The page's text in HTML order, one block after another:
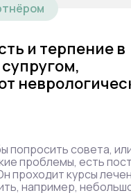
и терпение в
попросить совета,
проблемы, есть
проходит курсы
например,